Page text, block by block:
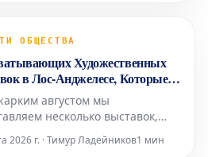
Свед в своем недавнем
включая знаменитую «
ОБЩЕСТВА
Художественных
в Лос-Анджелесе, Которые
в Августе
августом мы
несколько выставок,
уводят нас от грандиозных
высказываний в
2026 г. · Тимур Ладейников1 мин